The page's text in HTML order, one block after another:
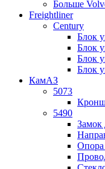
Больше
Freightliner
Century
Блок
Блок
Блок
Блок
КамАЗ
5073
5490
Замок
Опора